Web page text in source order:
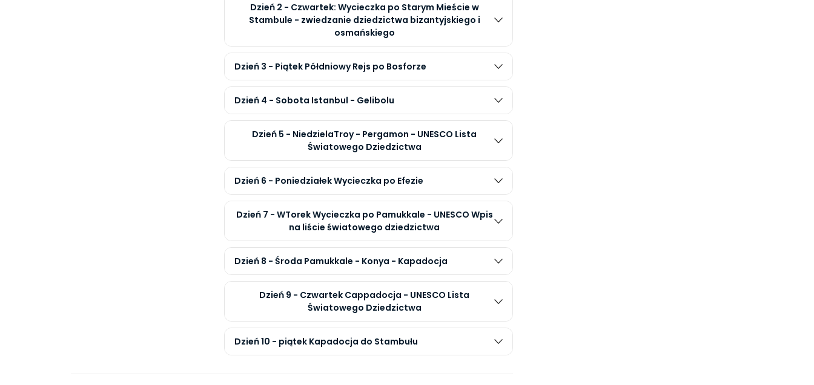
Dzień 2 - Czwartek: Wycieczka po Starym Mieście w
Stambule - zwiedzanie dziedzictwa bizantyjskiego i
osmańskiego
Dzień 3 - Piątek Półdniowy Rejs po Bosforze
Dzień 4 - Sobota Istanbul - Gelibolu
Dzień 5 - NiedzielaTroy - Pergamon - UNESCO Lista
Światowego Dziedzictwa
Dzień 6 - Poniedziałek Wycieczka po Efezie
Dzień 7 - WTorek Wycieczka po Pamukkale - UNESCO Wpis
na liście światowego dziedzictwa
Dzień 8 - Środa Pamukkale - Konya - Kapadocja
Dzień 9 - Czwartek Cappadocja - UNESCO Lista
Światowego Dziedzictwa
Dzień 10 - piątek Kapadocja do Stambułu